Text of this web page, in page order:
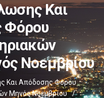
Και
Φόρου
Νοεμβρίου
Και Απόδοσης Φόρου
Μηνός Νοεμβρίου
/